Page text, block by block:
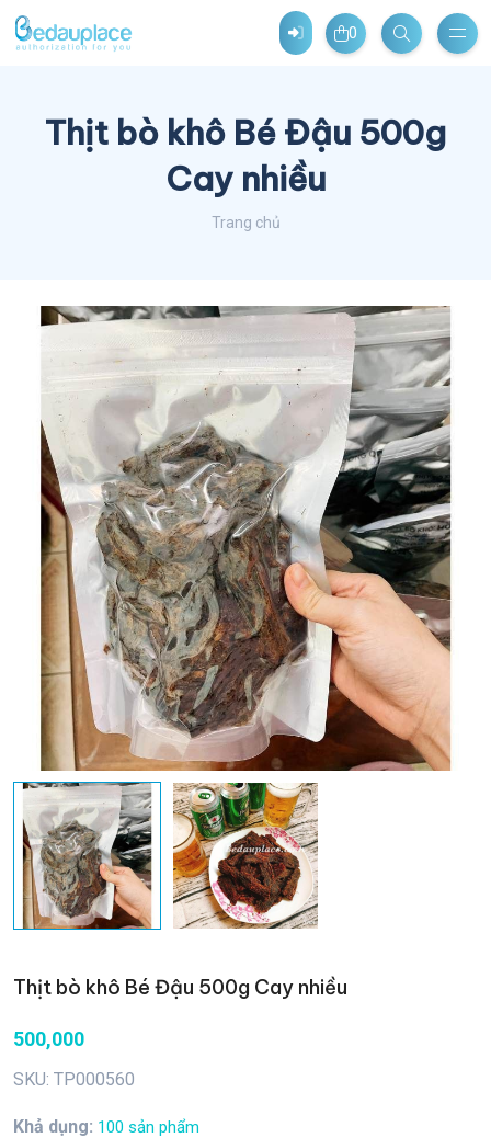
0
Thịt bò khô Bé Đậu 500g
Cay nhiều
Trang chủ
Thịt bò khô Bé Đậu 500g Cay nhiều
500,000
SKU: TP000560
Khả dụng: 100 sản phẩm